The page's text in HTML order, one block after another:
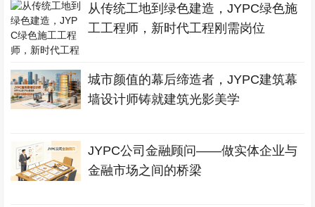
从传统工地到绿色建造，JYPC绿色施
工工程师，新时代工程刚需岗位
城市颜值的幕后缔造者，JYPC建筑幕
墙设计师铸就建筑光影美学
JYPC公司金融顾问——做实体企业与
金融市场之间的桥梁